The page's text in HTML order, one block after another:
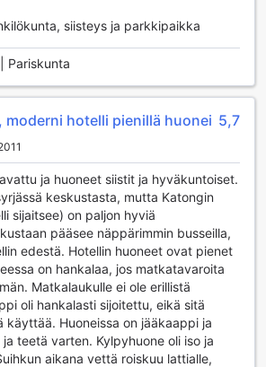
East Coast yhdistää erinomaisesti
tarjoten vierailleen unohtumatonta
Coast tarjoaa erinomaiset
lomailuun kauniissa ympäristössä.
on täydellinen paikka
auringossa tai nauttia
varjossa. Altaan kristallinkirkas vesi
virkistävistä pulahduksista, ja
tarjoamaan vieraille
tunnelma.
loistava paikka kokoontua ystävien
se tarjoaa mahdollisuuden nauttia
aloittaa päivänsä energisellä
nauttia rauhallisista hetkistä altaan
Hotel East Coast on täydellinen
siisteys ja parkkipaikka
Pariskunta
moderni hotelli pienillä huonei 5,7
ja huoneet siistit ja hyväkuntoiset.
keskustasta, mutta Katongin
sijaitsee) on paljon hyviä
pääsee näppärimmin busseilla,
edestä. Hotellin huoneet ovat pienet
on hankalaa, jos matkatavaroita
Matkalaukulle ei ole erillistä
oli hankalasti sijoitettu, eikä sitä
käyttää. Huoneissa on jääkaappi ja
teetä varten. Kylpyhuone oli iso ja
aikana vettä roiskuu lattialle,